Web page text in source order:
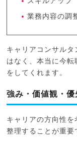
業務内容の調
キャリアコンサル
はなく、本当に今転
をしてくれます。
強み・価値観・
キャリアの方向性を
整理することが重要